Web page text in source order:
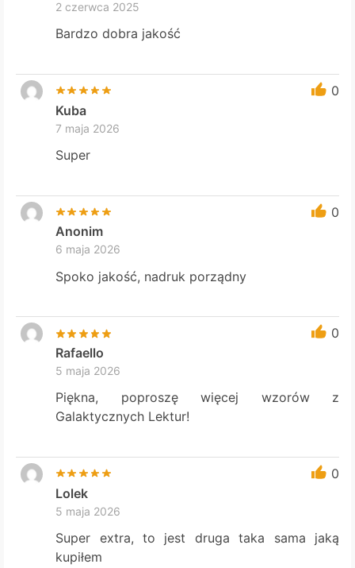
2 czerwca 2025
Bardzo dobra jakość
0
Kuba
7 maja 2026
Super
0
Anonim
6 maja 2026
Spoko jakość, nadruk porządny
0
Rafaello
5 maja 2026
Piękna, poproszę więcej wzorów z
Galaktycznych Lektur!
0
Lolek
5 maja 2026
Super extra, to jest druga taka sama jaką
kupiłem